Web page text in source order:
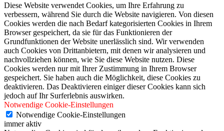
Diese Website verwendet Cookies, um Ihre Erfahrung zu
verbessern, während Sie durch die Website navigieren. Von diesen
Cookies werden die nach Bedarf kategorisierten Cookies in Ihrem
Browser gespeichert, da sie für das Funktionieren der
Grundfunktionen der Website unerlässlich sind. Wir verwenden
auch Cookies von Drittanbietern, mit denen wir analysieren und
nachvollziehen können, wie Sie diese Website nutzen. Diese
Cookies werden nur mit Ihrer Zustimmung in Ihrem Browser
gespeichert. Sie haben auch die Möglichkeit, diese Cookies zu
deaktivieren. Das Deaktivieren einiger dieser Cookies kann sich
jedoch auf Ihr Surferlebnis auswirken.
Notwendige Cookie-Einstellungen
Notwendige Cookie-Einstellungen
immer aktiv